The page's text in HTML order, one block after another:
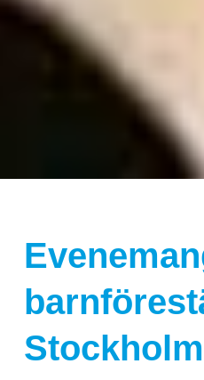
Stockholm